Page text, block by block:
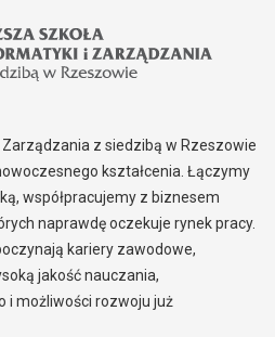
z siedzibą w Rzeszowie
kształcenia. Łączymy
współpracujemy z biznesem
naprawdę oczekuje rynek pracy.
kariery zawodowe,
jakość nauczania,
i możliwości rozwoju już